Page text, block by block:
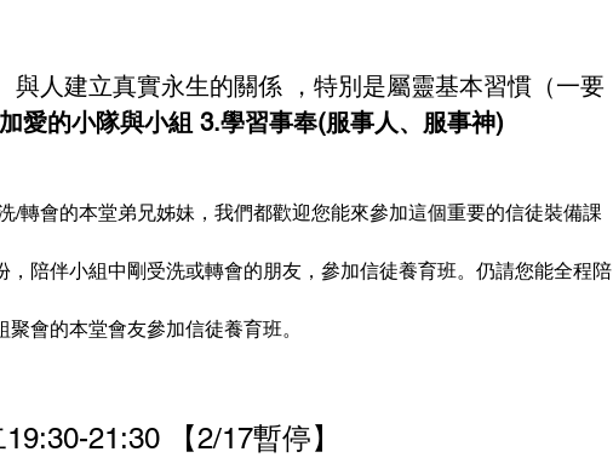
與人建立真實永生的關係 ，特別是屬靈基本習慣（一要
愛的小隊與小組 3.學習事奉(服事人、服事神)
/轉會的本堂弟兄姊妹，我們都歡迎您能來參加這個重要的信徒裝備課
陪伴小組中剛受洗或轉會的朋友，參加信徒養育班。仍請您能全程陪
會的本堂會友參加信徒養育班。
21:30 【2/17暫停】